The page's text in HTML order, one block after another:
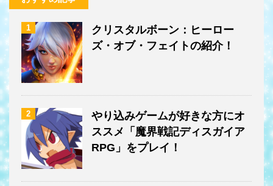
1
クリスタルボーン：ヒーロー
ズ・オブ・フェイトの紹介！
2
やり込みゲームが好きな方にオ
ススメ「魔界戦記ディスガイア
RPG」をプレイ！